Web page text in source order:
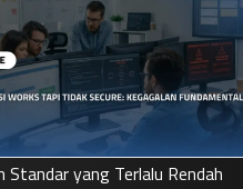
Standar yang Terlalu Rendah